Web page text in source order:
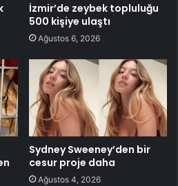
İzmir’de zeybek topluluğu
500 kişiye ulaştı
Ağustos 6, 2026
Sydney Sweeney’den bir
cesur proje daha
Ağustos 4, 2026